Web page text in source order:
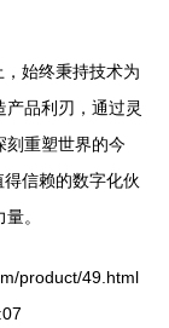
始终秉持技术为
品利刃，通过灵
刻重塑世界的今
信赖的数字化伙
。
product/49.html